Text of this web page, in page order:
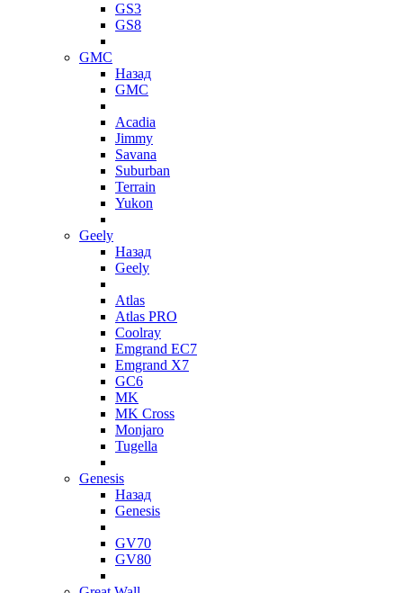
GS3
GS8
GMC
Назад
GMC
Acadia
Jimmy
Savana
Suburban
Terrain
Yukon
Geely
Назад
Geely
Atlas
Atlas PRO
Coolray
Emgrand EC7
Emgrand X7
GC6
MK
MK Cross
Monjaro
Tugella
Genesis
Назад
Genesis
GV70
GV80